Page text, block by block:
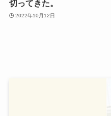
切ってきた。
2022年10月12日